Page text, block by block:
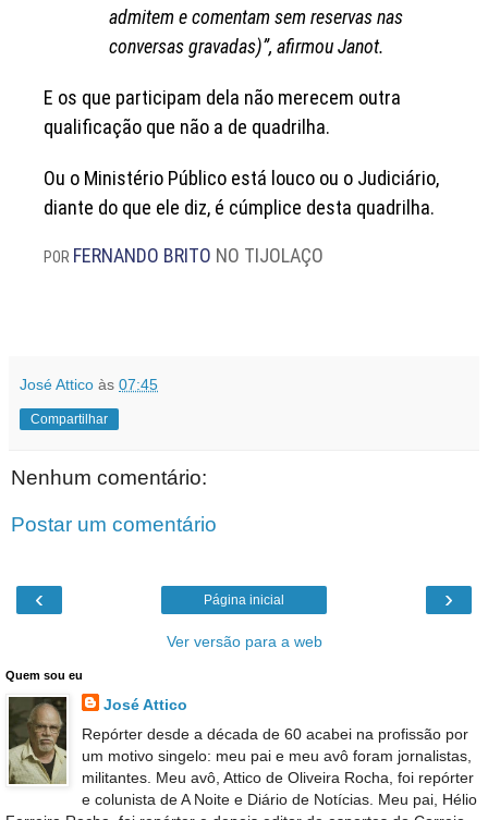
admitem e comentam sem reservas nas
conversas gravadas)”, afirmou Janot.
E os que participam dela não merecem outra
qualificação que não a de quadrilha.
Ou o Ministério Público está louco ou o Judiciário,
diante do que ele diz, é cúmplice desta quadrilha.
POR FERNANDO BRITO NO TIJOLAÇO
José Attico às 07:45
Compartilhar
Nenhum comentário:
Postar um comentário
‹ ›
Página inicial
Ver versão para a web
Quem sou eu
José Attico
Repórter desde a década de 60 acabei na profissão por
um motivo singelo: meu pai e meu avô foram jornalistas,
militantes. Meu avô, Attico de Oliveira Rocha, foi repórter
e colunista de A Noite e Diário de Notícias. Meu pai, Hélio